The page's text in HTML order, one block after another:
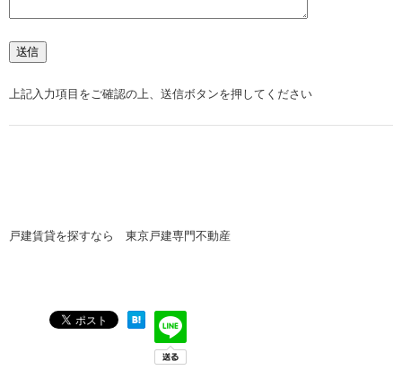
上記入力項目をご確認の上、送信ボタンを押してください
戸建賃貸を探すなら 東京戸建専門不動産